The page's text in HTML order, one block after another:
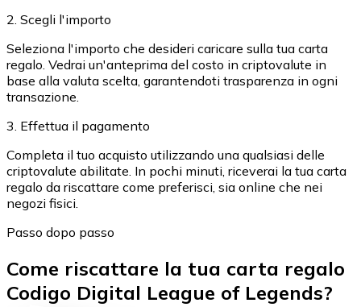
Acquista gift card dei tuoi marchi preferiti con
Vai al negozio di carte regalo
2. Scegli l'importo
Seleziona l'importo che desideri caricare sulla tua carta
regalo. Vedrai un'anteprima del costo in criptovalute in
base alla valuta scelta, garantendoti trasparenza in ogni
transazione.
3. Effettua il pagamento
Completa il tuo acquisto utilizzando una qualsiasi delle
criptovalute abilitate. In pochi minuti, riceverai la tua carta
regalo da riscattare come preferisci, sia online che nei
negozi fisici.
Passo dopo passo
Come riscattare la tua carta regalo
Codigo Digital League of Legends?